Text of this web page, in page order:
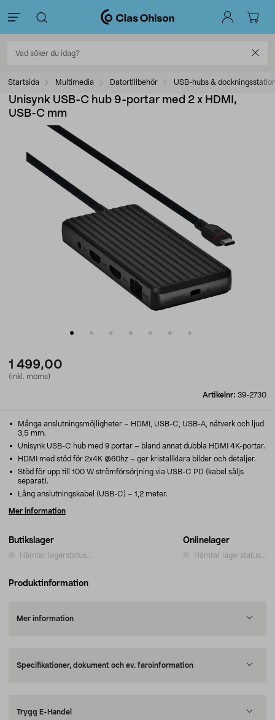
Startsida Multimedia Datortillbehör USB-hubs &
Unisynk USB-C hub 9-portar med 2 x HDMI,
USB-C mm
1 499,00
(inkl. moms)
Artikelnr: 39-2730
Butikslager
Hämtar lagerstatus...
Onlinelager
Hämtar lagerstatus...
Många anslutningsmöjligheter – HDMI, USB-C, USB-A, nätverk och ljud
3,5 mm.
Unisynk USB-C hub med 9 portar – bland annat dubbla HDMI 4K-portar.
HDMI med stöd för 2x4K @60hz – ger kristallklara bilder och detaljer.
Stöd för upp till 100 W strömförsörjning via USB-C PD (kabel säljs
separat).
Lång anslutningskabel (USB-C) – 1,2 meter.
Mer information
Produktinformation
Mer information
Specifikationer, dokument och ev. faroinformation
Trygg E-Handel